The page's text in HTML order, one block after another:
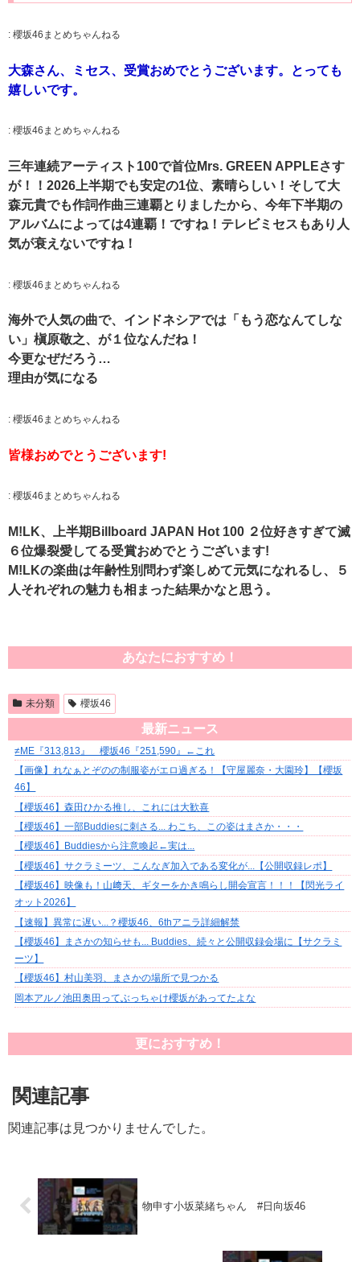
: 櫻坂46まとめちゃんねる
大森さん、ミセス、受賞おめでとうございます。とっても
嬉しいです。
: 櫻坂46まとめちゃんねる
三年連続アーティスト100で首位Mrs. GREEN APPLEさす
が！！2026上半期でも安定の1位、素晴らしい！そして大
森元貴でも作詞作曲三連覇とりましたから、今年下半期の
アルバムによっては4連覇！ですね！テレビミセスもあり人
気が衰えないですね！
: 櫻坂46まとめちゃんねる
海外で人気の曲で、インドネシアでは「もう恋なんてしな
い」槇原敬之、が１位なんだね！
今更なぜだろう…
理由が気になる
: 櫻坂46まとめちゃんねる
皆様おめでとうございます!
: 櫻坂46まとめちゃんねる
M!LK、上半期Billboard JAPAN Hot 100 ２位好きすぎて滅
６位爆裂愛してる受賞おめでとうございます!
M!LKの楽曲は年齢性別問わず楽しめて元気になれるし、５
人それぞれの魅力も相まった結果かなと思う。
あなたにおすすめ！
未分類 櫻坂46
最新ニュース
≠ME『313,813』 櫻坂46『251,590』←これ
【画像】れなぁとぞのの制服姿がエロ過ぎる！【守屋麗奈・大園玲】【櫻坂
46】
【櫻坂46】森田ひかる推し、これには大歓喜
【櫻坂46】一部Buddiesに刺さる... わこち、この姿はまさか・・・
【櫻坂46】Buddiesから注意喚起←実は...
【櫻坂46】サクラミーツ、こんなぎ加入である変化が...【公開収録レポ】
【櫻坂46】映像も！山﨑天、ギターをかき鳴らし開会宣言！！！【閃光ライ
オット2026】
【速報】異常に遅い...？櫻坂46、6thアニラ詳細解禁
【櫻坂46】まさかの知らせも... Buddies、続々と公開収録会場に【サクラミ
ーツ】
【櫻坂46】村山美羽、まさかの場所で見つかる
岡本アルノ池田奥田ってぶっちゃけ櫻坂があってたよな
更におすすめ！
関連記事
関連記事は見つかりませんでした。
物申す小坂菜緒ちゃん #日向坂46